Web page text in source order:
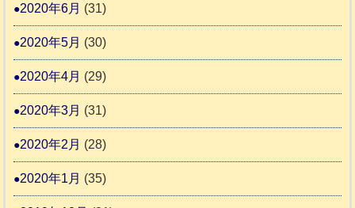
2020年6月 (31)
2020年5月 (30)
2020年4月 (29)
2020年3月 (31)
2020年2月 (28)
2020年1月 (35)